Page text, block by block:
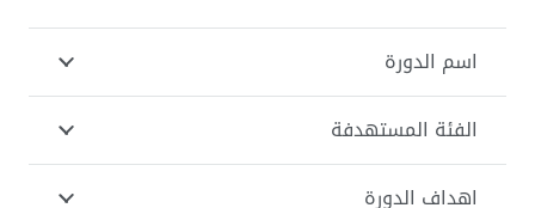
اسم الدورة
الفئة المستهدفة
اهداف الدورة